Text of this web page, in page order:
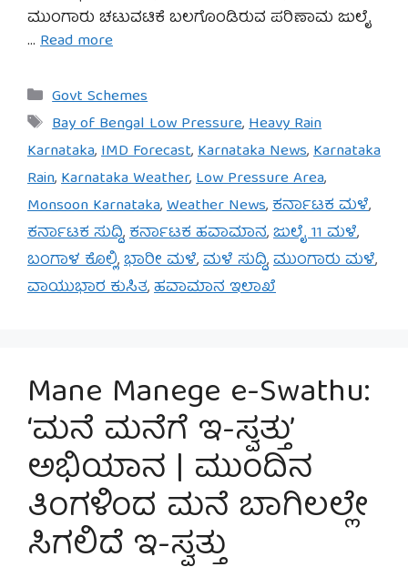
ಮುಂಗಾರು ಚಟುವಟಿಕೆ ಬಲಗೊಂಡಿರುವ ಪರಿಣಾಮ ಜುಲೈ
… Read more
Categories
Govt Schemes
Tags
Bay of Bengal Low Pressure,Heavy Rain
Karnataka,IMD Forecast,Karnataka News,Karnataka
Rain,Karnataka Weather,Low Pressure Area,
Monsoon Karnataka,Weather News,ಕರ್ನಾಟಕ ಮಳೆ,
ಕರ್ನಾಟಕ ಸುದ್ದಿ,ಕರ್ನಾಟಕ ಹವಾಮಾನ,ಜುಲೈ 11 ಮಳೆ,
ಬಂಗಾಳ ಕೊಲ್ಲಿ,ಭಾರೀ ಮಳೆ,ಮಳೆ ಸುದ್ದಿ,ಮುಂಗಾರು ಮಳೆ,
ವಾಯುಭಾರ ಕುಸಿತ,ಹವಾಮಾನ ಇಲಾಖೆ
Mane Manege e-Swathu:
‘ಮನೆ ಮನೆಗೆ ಇ-ಸ್ವತ್ತು’
ಅಭಿಯಾನ | ಮುಂದಿನ
ತಿಂಗಳಿಂದ ಮನೆ ಬಾಗಿಲಲ್ಲೇ
ಸಿಗಲಿದೆ ಇ-ಸ್ವತ್ತು